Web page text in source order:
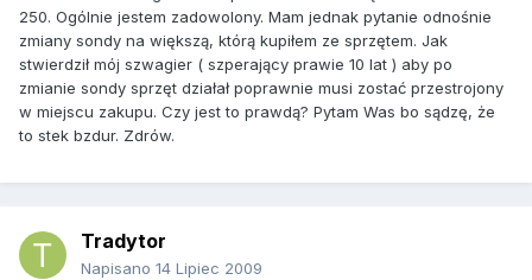
250. Ogólnie jestem zadowolony. Mam jednak pytanie odnośnie
zmiany sondy na większą, którą kupiłem ze sprzętem. Jak
stwierdził mój szwagier ( szperający prawie 10 lat ) aby po
zmianie sondy sprzęt działał poprawnie musi zostać przestrojony
w miejscu zakupu. Czy jest to prawdą? Pytam Was bo sądzę, że
to stek bzdur. Zdrów.
Tradytor
Napisano 14 Lipiec 2009